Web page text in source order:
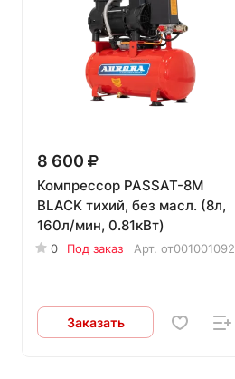
8 600
Компрессор PASSAT-8M
BLACK тихий, без масл. (8л,
160л/мин, 0.81кВт)
0 Под заказ Арт. от001001092
Заказать